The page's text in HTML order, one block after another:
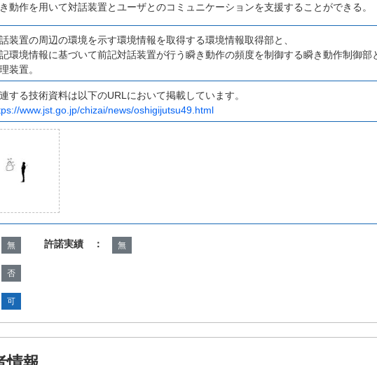
動作を用いて対話装置とユーザとのコミュニケーションを支援することができる。
装置の周辺の環境を示す環境情報を取得する環境情報取得部と、
環境情報に基づいて前記対話装置が行う瞬き動作の頻度を制御する瞬き動作制御部
装置。
する技術資料は以下のURLにおいて掲載しています。
www.jst.go.jp/chizai/news/oshigijutsu49.html
無 許諾実績 ： 無
否
可